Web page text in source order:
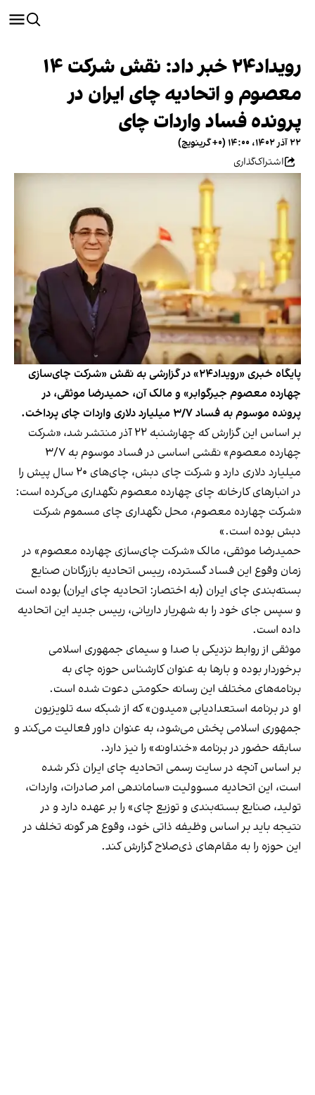
رویداد۲۴ خبر داد: نقش شرکت ۱۴
معصوم و اتحادیه چای ایران در
پرونده فساد واردات چای
۲۲ آذر ۱۴۰۲، ۱۴:۰۰ (‎+۰ گرینویچ)
اشتراک‌گذاری
پایگاه خبری «رویداد۲۴» در گزارشی به نقش «شرکت چای‌سازی
چهارده معصوم جیرگوابر» و مالک آن، حمیدرضا موثقی، در
پرونده موسوم به فساد ۳/۷ میلیارد دلاری واردات چای پرداخت.
بر اساس این گزارش که چهارشنبه ۲۲ آذر منتشر شد
، «شرکت
چهارده معصوم» نقشی اساسی در فساد موسوم به ۳/۷
میلیارد دلاری دارد و شرکت چای دبش، چای‌های ۲۰ سال پیش را
در انبار‌های کارخانه چای چهارده معصوم نگهداری می‌کرده است:
«شرکت چهارده معصوم، محل نگهداری چای مسموم شرکت
دبش بوده است.»
حمیدرضا موثقی، مالک «شرکت چای‌سازی چهارده معصوم» در
زمان وقوع این فساد گسترده، رییس اتحادیه بازرگانان صنایع
بسته‌بندی چای ایران (به اختصار: اتحادیه چای ایران) بوده است
و سپس جای خود را به شهریار داریانی، رییس جدید این اتحادیه
داده است.
موثقی از روابط نزدیکی با صدا و سیمای جمهوری اسلامی
برخوردار بوده و بارها به عنوان کارشناس حوزه چای به
برنامه‌های مختلف این رسانه حکومتی دعوت شده است.
او در برنامه استعدادیابی «میدون» که از شبکه سه تلویزیون
جمهوری اسلامی پخش می‌شود، به عنوان داور فعالیت می‌کند و
سابقه حضور در برنامه «خنداونه» را نیز دارد.
بر اساس آنچه در سایت رسمی اتحادیه چای ایران ذکر شده
است، این اتحادیه مسوولیت «ساماندهی امر صادرات، واردات،
تولید، صنایع بسته‌بندی و توزیع چای» را بر عهده دارد و در
نتیجه باید بر اساس وظیفه ذاتی خود، وقوع هر گونه تخلف در
این حوزه را به مقام‌های ذی‌صلاح گزارش کند.